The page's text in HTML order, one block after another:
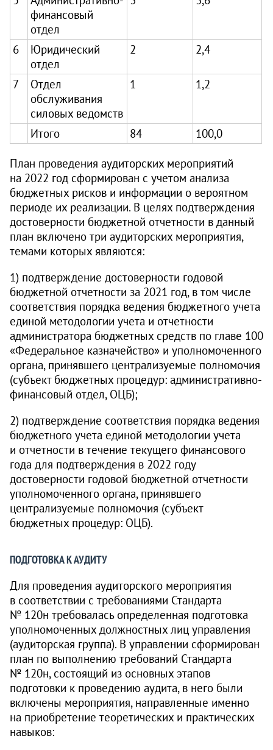
финансовый
отдел
6
Юридический
отдел
2 2,4
7
Отдел
обслуживания
силовых ведомств
1 1,2
Итого 84
100,0
План проведения аудиторских мероприятий
на 2022 год сформирован с учетом анализа
бюджетных рисков и информации о вероятном
периоде их реализации. В целях подтверждения
достоверности бюджетной отчетности в данный
план включено три аудиторских мероприятия,
темами которых являются:
1) подтверждение достоверности годовой
бюджетной отчетности за 2021 год, в том числе
соответствия порядка ведения бюджетного учета
единой методологии учета и отчетности
администратора бюджетных средств по главе 100
«Федеральное казначейство» и уполномоченного
органа, принявшего централизуемые полномочия
(субъект бюджетных процедур: административно-
финансовый отдел, ОЦБ);
2) подтверждение соответствия порядка ведения
бюджетного учета единой методологии учета
и отчетности в течение текущего финансового
года для подтверждения в 2022 году
достоверности годовой бюджетной отчетности
уполномоченного органа, принявшего
централизуемые полномочия (субъект
бюджетных процедур: ОЦБ).
ПОДГОТОВКА К АУДИТУ
Для проведения аудиторского мероприятия
в соответствии с требованиями Стандарта
№ 120н требовалась определенная подготовка
уполномоченных должностных лиц управления
(аудиторская группа). В управлении сформирован
план по выполнению требований Стандарта
№ 120н, состоящий из основных этапов
подготовки к проведению аудита, в него были
включены мероприятия, направленные именно
на приобретение теоретических и практических
навыков: